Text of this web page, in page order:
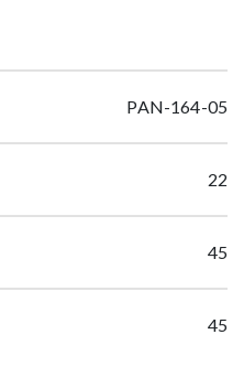
PAN-164-05
22
45
45